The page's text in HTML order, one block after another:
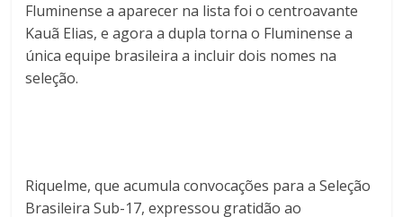
Fluminense a aparecer na lista foi o centroavante
Kauã Elias, e agora a dupla torna o Fluminense a
única equipe brasileira a incluir dois nomes na
seleção.
Riquelme, que acumula convocações para a Seleção
Brasileira Sub-17, expressou gratidão ao